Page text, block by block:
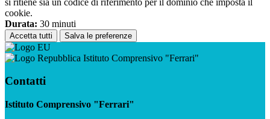
cookie.
Durata: 30 minuti
Accetta tutti Salva le preferenze
Istituto Comprensivo "Ferrari"
Contatti
Istituto Comprensivo "Ferrari"